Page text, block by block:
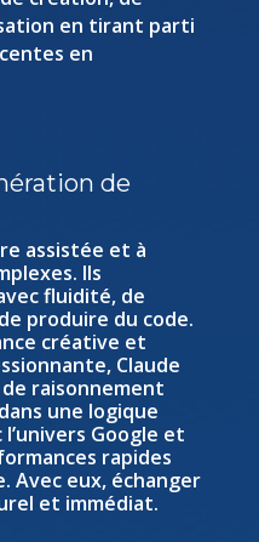
en tirant parti
en
de
assistée et à
Ils
fluidité, de
produire du code.
créative et
Claude
raisonnement
une logique
Google et
rapides
Avec eux, échanger
et immédiat.